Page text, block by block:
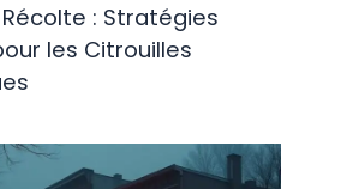
: Stratégies
les Citrouilles